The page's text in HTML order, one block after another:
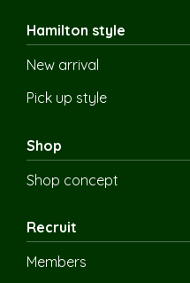
Hamilton style
New arrival
Pick up style
Shop
Shop concept
Recruit
Members